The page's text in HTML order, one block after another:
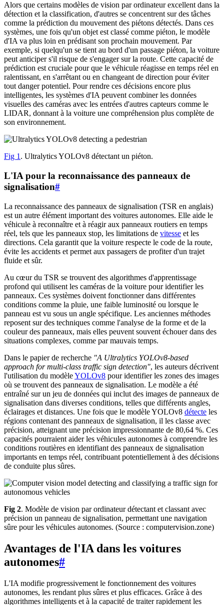
Alors que certains modèles de vision par ordinateur excellent dans la
détection et la classification, d'autres se concentrent sur des tâches
comme la prédiction du mouvement des piétons détectés. Dans ces
systèmes, une fois qu'un objet est classé comme piéton, le modèle
d'IA va plus loin en prédisant son prochain mouvement. Par
exemple, si quelqu'un se tient au bord d'un passage piéton, la voiture
peut anticiper s'il risque de s'engager sur la route. Cette capacité de
prédiction est cruciale pour que le véhicule réagisse en temps réel en
ralentissant, en s'arrêtant ou en changeant de direction pour éviter
tout danger potentiel. Pour rendre ces décisions encore plus
intelligentes, les systèmes d'IA peuvent combiner les données
visuelles des caméras avec les entrées d'autres capteurs comme le
LIDAR, donnant à la voiture une compréhension plus complète de
son environnement.
Fig 1 . Ultralytics YOLOv8 détectant un piéton.
L'IA pour la reconnaissance des panneaux de
signalisation#
La reconnaissance des panneaux de signalisation (TSR en anglais)
est un autre élément important des voitures autonomes. Elle aide le
véhicule à reconnaître et à réagir aux panneaux routiers en temps
réel, tels que les panneaux stop, les limitations de vitesse et les
directions. Cela garantit que la voiture respecte le code de la route,
évite les accidents et permet aux passagers de profiter d'un trajet
fluide et sûr.
Au cœur du TSR se trouvent des algorithmes d'apprentissage
profond qui utilisent les caméras de la voiture pour identifier les
panneaux. Ces systèmes doivent fonctionner dans différentes
conditions comme la pluie, une faible luminosité ou lorsque le
panneau est vu sous un angle spécifique. Les anciennes méthodes
reposent sur des techniques comme l'analyse de la forme et de la
couleur des panneaux, mais elles peuvent souvent échouer dans des
situations complexes, comme par mauvais temps.
Dans le papier de recherche "A Ultralytics YOLOv8-based
approach for multi-class traffic sign detection", les auteurs décrivent
l'utilisation du modèleYOLOv8 pour identifier les zones des images
où se trouvent des panneaux de signalisation. Le modèle a été
entraîné sur un jeu de données qui inclut des images de panneaux de
signalisation dans diverses conditions, telles que différents angles,
éclairages et distances. Une fois que le modèle YOLOv8 détecte les
régions contenant des panneaux de signalisation, il les classe avec
précision, atteignant une précision impressionnante de 80,64 %. Ces
capacités pourraient aider les véhicules autonomes à comprendre les
conditions routières en identifiant des panneaux de signalisation
importants en temps réel, contribuant potentiellement à des décisions
de conduite plus sûres.
Fig 2. Modèle de vision par ordinateur détectant et classant avec
précision un panneau de signalisation, permettant une navigation
sûre pour les véhicules autonomes. (Source : computervision.zone)
Avantages de l'IA dans les voitures
autonomes#
L'IA modifie progressivement le fonctionnement des voitures
autonomes, les rendant plus sûres et plus efficaces. Grâce à des
algorithmes intelligents et à la capacité de traiter rapidement les